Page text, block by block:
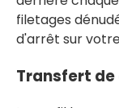
filetages
d'arrêt sur
Transfert